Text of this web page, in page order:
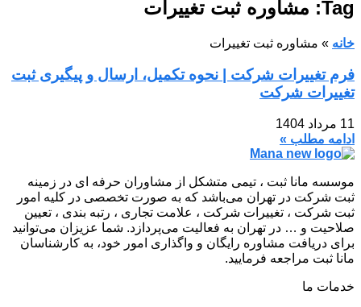
Tag: مشاوره ثبت تغییرات
خانه » مشاوره ثبت تغییرات
فرم تغییرات شرکت | نحوه تکمیل، ارسال و پیگیری ثبت
تغییرات شرکت
11 مرداد 1404
ادامه مطلب »
موسسه مانا ثبت ، تیمی متشکل از مشاوران حرفه ای در زمینه
ثبت شرکت در تهران می‌باشد که به صورت تخصصی در کلیه امور
ثبت شرکت ، تغییرات شرکت ، علامت تجاری ، رتبه بندی ، تعیین
صلاحیت و … در تهران به فعالیت می‌پردازد. شما عزیزان می‌توانید
برای دریافت مشاوره رایگان و واگذاری امور خود، به کارشناسان
مانا ثبت مراجعه فرمایید.
خدمات ما